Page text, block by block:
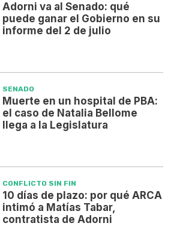
Adorni va al Senado: qué
puede ganar el Gobierno en su
informe del 2 de julio
SENADO
Muerte en un hospital de PBA:
el caso de Natalia Bellome
llega a la Legislatura
CONFLICTO SIN FIN
10 días de plazo: por qué ARCA
intimó a Matías Tabar,
contratista de Adorni